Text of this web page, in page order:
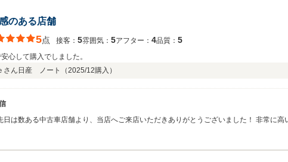
のある店舗
5点 接客： 5雰囲気： 5アフター： 4品質： 5
心して購入でしました。
さん 日産 ノート（2025/12購入）
車店舗より、当店へご来店いただきありがとうございました！ 非常に高い評価もいただきありがとうございます！ 安心してご購入をいただけたとの